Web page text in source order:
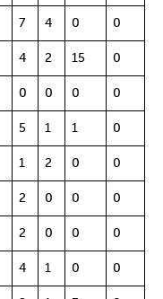
7 4 0 0
4 2 15 0
0 0 0 0
5 1 1 0
1 2 0 0
2 0 0 0
2 0 0 0
4 1 0 0